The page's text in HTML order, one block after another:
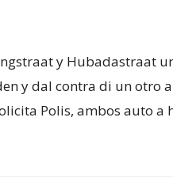
y Hubadastraat
y dal contra di un otro
Polis, ambos auto a